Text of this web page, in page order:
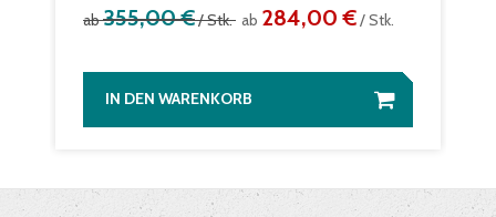
ab355,00 €/ Stk. ab 284,00 €/ Stk.
IN DEN WARENKORB